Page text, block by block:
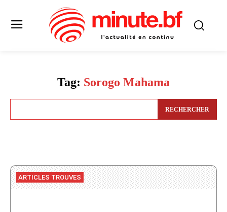
Tag: Sorogo Mahama
RECHERCHER
ARTICLES TROUVES